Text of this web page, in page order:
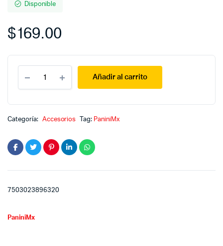
Disponible
$169.00
estampas
más
cars
quantity
Añadir al carrito
Categoría: Accesorios Tag: PaniniMx
7503023896320
PaniniMx